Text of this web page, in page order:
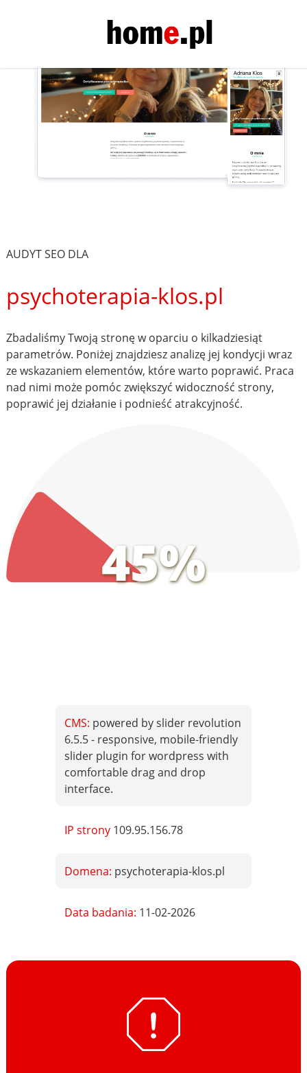
AUDYT SEO DLA
psychoterapia-klos.pl
Zbadaliśmy Twoją stronę w oparciu o kilkadziesiąt
parametrów. Poniżej znajdziesz analizę jej kondycji wraz
ze wskazaniem elementów, które warto poprawić. Praca
nad nimi może pomóc zwiększyć widoczność strony,
poprawić jej działanie i podnieść atrakcyjność.
45%
CMS: powered by slider revolution
6.5.5 - responsive, mobile-friendly
slider plugin for wordpress with
comfortable drag and drop
interface.
IP strony 109.95.156.78
Domena: psychoterapia-klos.pl
Data badania: 11-02-2026